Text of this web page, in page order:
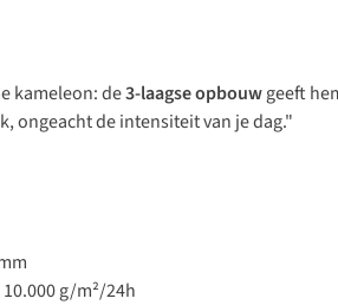
kameleon: de3-laagse opbouwgeeft
ongeacht de intensiteit van je dag."
10.000 g/m²/24h